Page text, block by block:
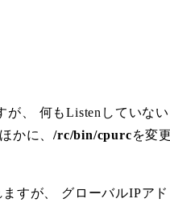
が、 何もListenしていない
かに、/rc/bin/cpurcを変更
すが、 グローバルIPアド